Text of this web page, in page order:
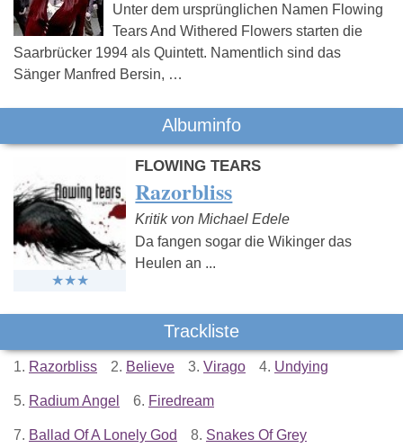
Unter dem ursprünglichen Namen Flowing
Tears And Withered Flowers starten die
Saarbrücker 1994 als Quintett. Namentlich sind das
Sänger Manfred Bersin, …
Albuminfo
FLOWING TEARS
Razorbliss
Kritik von Michael Edele
Da fangen sogar die Wikinger das
Heulen an ...
Trackliste
1. Razorbliss 2. Believe 3. Virago 4. Undying
5. Radium Angel 6. Firedream
7. Ballad Of A Lonely God 8. Snakes Of Grey